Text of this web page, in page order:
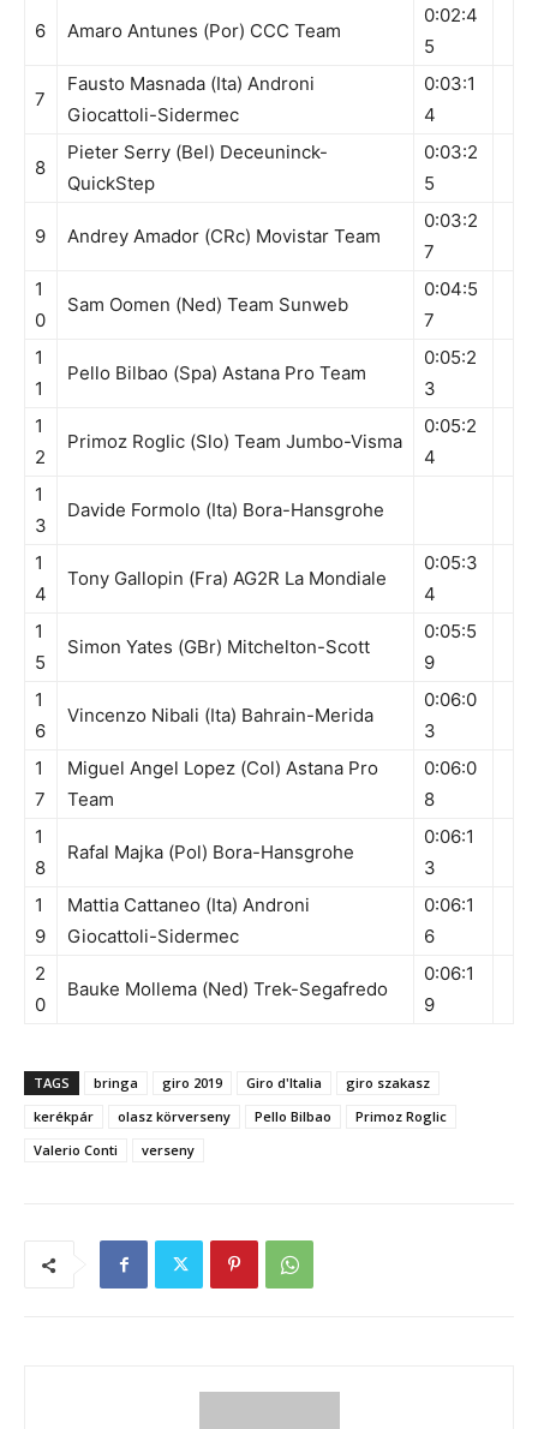
6 Amaro Antunes (Por) CCC Team
0:02:4
5
7
Fausto Masnada (Ita) Androni
Giocattoli-Sidermec
0:03:1
4
8
Pieter Serry (Bel) Deceuninck-
QuickStep
0:03:2
5
9 Andrey Amador (CRc) Movistar Team
0:03:2
7
1
0
Sam Oomen (Ned) Team Sunweb
0:04:5
7
1
1
Pello Bilbao (Spa) Astana Pro Team
0:05:2
3
1
2
Primoz Roglic (Slo) Team Jumbo-Visma
0:05:2
4
1
3
Davide Formolo (Ita) Bora-Hansgrohe
1
4
Tony Gallopin (Fra) AG2R La Mondiale
0:05:3
4
1
5
Simon Yates (GBr) Mitchelton-Scott
0:05:5
9
1
6
Vincenzo Nibali (Ita) Bahrain-Merida
0:06:0
3
1
7
Miguel Angel Lopez (Col) Astana Pro
Team
0:06:0
8
1
8
Rafal Majka (Pol) Bora-Hansgrohe
0:06:1
3
1
9
Mattia Cattaneo (Ita) Androni
Giocattoli-Sidermec
0:06:1
6
2
0
Bauke Mollema (Ned) Trek-Segafredo
0:06:1
9
TAGS bringa giro 2019 Giro d'Italia
giro szakasz
kerékpár
olasz körverseny Pello Bilbao
Primoz Roglic
Valerio Conti
verseny